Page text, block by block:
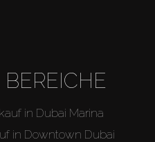
in Dubai Marina
in Downtown Dubai